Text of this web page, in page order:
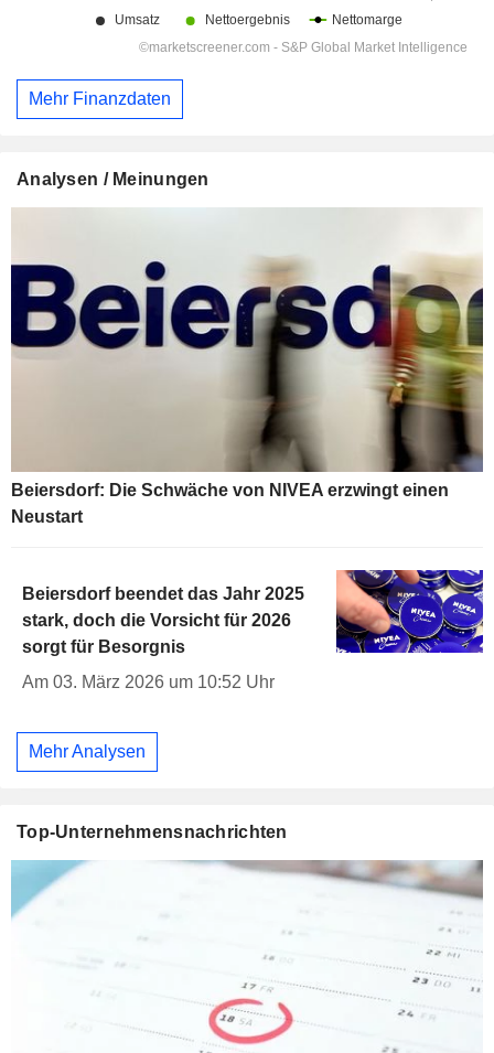
Mehr Finanzdaten
Analysen / Meinungen
Beiersdorf: Die Schwäche von NIVEA erzwingt einen
Neustart
Beiersdorf beendet das Jahr 2025
stark, doch die Vorsicht für 2026
sorgt für Besorgnis
Am 03. März 2026 um 10:52 Uhr
Mehr Analysen
Top-Unternehmensnachrichten